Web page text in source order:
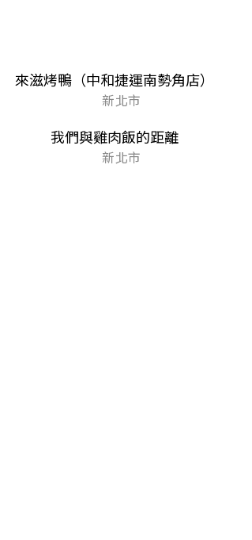
來滋烤鴨（中和捷運南勢角店）
新北市
我們與雞肉飯的距離
新北市